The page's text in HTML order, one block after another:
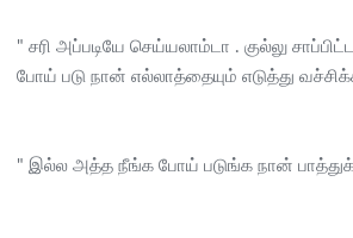
" சரி அப்படியே செய்யலாம்டா . குல்லு
போய் படு நான் எல்லாத்தையும் எடுத்து
" இல்ல அத்த நீங்க போய் படுங்க நான்